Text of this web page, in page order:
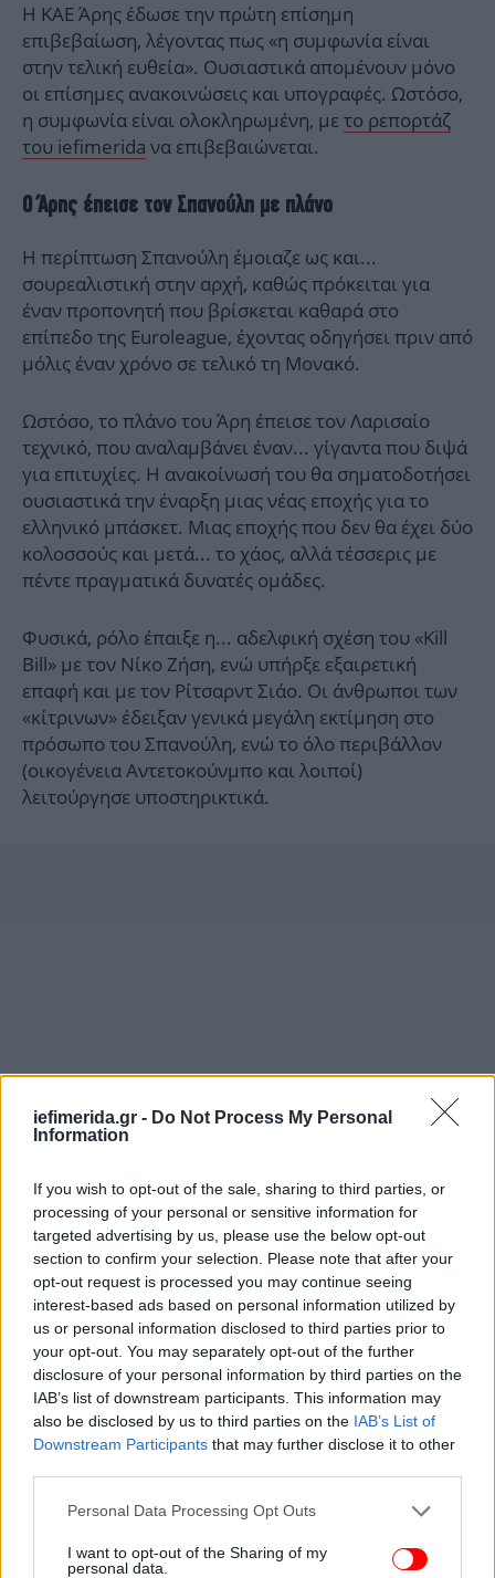
iefimerida.gr - Do Not Process My Personal
Information
If you wish to opt-out of the sale, sharing to third parties, or
processing of your personal or sensitive information for
targeted advertising by us, please use the below opt-out
section to confirm your selection. Please note that after your
opt-out request is processed you may continue seeing
interest-based ads based on personal information utilized by
us or personal information disclosed to third parties prior to
your opt-out. You may separately opt-out of the further
disclosure of your personal information by third parties on the
IAB’s list of downstream participants. This information may
also be disclosed by us to third parties on the IAB’s List of
Downstream Participants that may further disclose it to other
Please note that this website/app uses one or more Google
not limited to your visit or usage behaviour. You may click to
Personal Data Processing Opt Outs
I want to opt-out of the Sharing of my
personal data.
Η ΚΑΕ Άρης έδωσε την πρώτη επίσημη
επιβεβαίωση, λέγοντας πως «η συμφωνία είναι
στην τελική ευθεία». Ουσιαστικά απομένουν μόνο
οι επίσημες ανακοινώσεις και υπογραφές. Ωστόσο,
η συμφωνία είναι ολοκληρωμένη, με το ρεπορτάζ
του iefimerida να επιβεβαιώνεται.
Ο Άρης έπεισε τον Σπανούλη με πλάνο
Η περίπτωση Σπανούλη έμοιαζε ως και...
σουρεαλιστική στην αρχή, καθώς πρόκειται για
έναν προπονητή που βρίσκεται καθαρά στο
επίπεδο της Euroleague, έχοντας οδηγήσει πριν από
μόλις έναν χρόνο σε τελικό τη Μονακό.
Ωστόσο, το πλάνο του Άρη έπεισε τον Λαρισαίο
τεχνικό, που αναλαμβάνει έναν... γίγαντα που διψά
για επιτυχίες. Η ανακοίνωσή του θα σηματοδοτήσει
ουσιαστικά την έναρξη μιας νέας εποχής για το
ελληνικό μπάσκετ. Μιας εποχής που δεν θα έχει δύο
κολοσσούς και μετά... το χάος, αλλά τέσσερις με
πέντε πραγματικά δυνατές ομάδες.
Φυσικά, ρόλο έπαιξε η... αδελφική σχέση του «Kill
Bill» με τον Νίκο Ζήση, ενώ υπήρξε εξαιρετική
επαφή και με τον Ρίτσαρντ Σιάο. Οι άνθρωποι των
«κίτρινων» έδειξαν γενικά μεγάλη εκτίμηση στο
πρόσωπο του Σπανούλη, ενώ το όλο περιβάλλον
(οικογένεια Αντετοκούνμπο και λοιποί)
λειτούργησε υποστηρικτικά.